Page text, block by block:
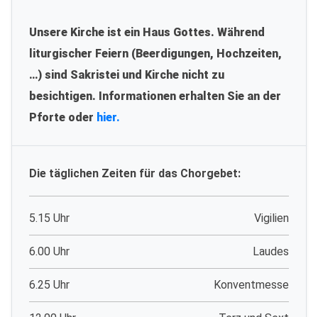
Unsere Kirche ist ein Haus Gottes. Während
liturgischer Feiern (Beerdigungen, Hochzeiten,
…) sind Sakristei und Kirche nicht zu
besichtigen. Informationen erhalten Sie an der
Pforte oder hier.
Die täglichen Zeiten für das Chorgebet:
5.15 Uhr Vigilien
6.00 Uhr Laudes
6.25 Uhr Konventmesse